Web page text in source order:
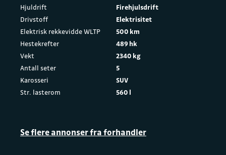
Hjuldrift
Firehjulsdrift
Drivstoff
Elektrisitet
Elektrisk rekkevidde WLTP
500 km
Hestekrefter
489 hk
Vekt
2340 kg
Antall seter
5
Karosseri
SUV
Str. lasterom
560 l
Se flere annonser fra forhandler